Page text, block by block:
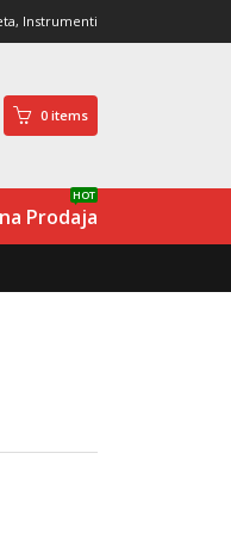
Instrumenti
0 items
Prodaja
HOT